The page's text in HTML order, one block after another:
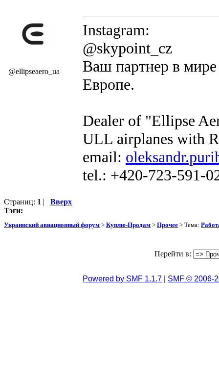
@ellipseaero_ua
Instagram:
@skypoint_cz
Ваш партнер в
Европе.
Dealer of "Ellipse
ULL airplanes with
email:
tel.: +420-723-591-
Страниц: 1 | Вверх
Тэги:
Украинский авиационный форум > Куплю-Продам > Прочее > Тема:
Перейти в:
Powered by SMF 1.1.7 SMF © 2006-